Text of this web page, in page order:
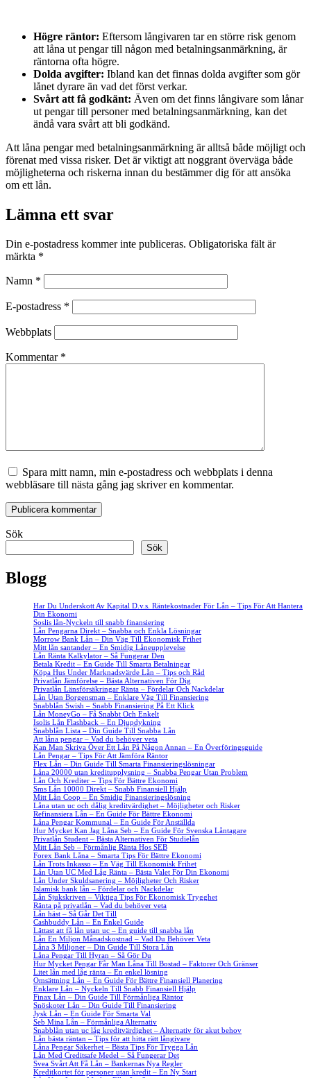
Högre räntor: Eftersom långivaren tar en större risk genom
att låna ut pengar till någon med betalningsanmärkning, är
räntorna ofta högre.
Dolda avgifter: Ibland kan det finnas dolda avgifter som gör
lånet dyrare än vad det först verkar.
Svårt att få godkänt: Även om det finns långivare som lånar
ut pengar till personer med betalningsanmärkning, kan det
ändå vara svårt att bli godkänd.
Att låna pengar med betalningsanmärkning är alltså både möjligt och
förenat med vissa risker. Det är viktigt att noggrant överväga både
möjligheterna och riskerna innan du bestämmer dig för att ansöka
om ett lån.
Lämna ett svar
Din e-postadress kommer inte publiceras. Obligatoriska fält är
märkta *
Namn *
E-postadress *
Webbplats
Kommentar *
Spara mitt namn, min e-postadress och webbplats i denna
webbläsare till nästa gång jag skriver en kommentar.
Sök
Sök
Blogg
Har Du Underskott Av Kapital D.v.s. Räntekostnader För Lån – Tips För Att Hantera
Din Ekonomi
Soslis lån-Nyckeln till snabb finansiering
Lån Pengarna Direkt – Snabba och Enkla Lösningar
Morrow Bank Lån – Din Väg Till Ekonomisk Frihet
Mitt lån santander – En Smidig Låneupplevelse
Lån Ränta Kalkylator – Så Fungerar Den
Betala Kredit – En Guide Till Smarta Betalningar
Köpa Hus Under Marknadsvärde Lån – Tips och Råd
Privatlån Jämförelse – Bästa Alternativen För Dig
Privatlån Länsförsäkringar Ränta – Fördelar Och Nackdelar
Lån Utan Borgensman – Enklare Väg Till Finansiering
Snabblån Swish – Snabb Finansiering På Ett Klick
Lån MoneyGo – Få Snabbt Och Enkelt
Isolis Lån Flashback – En Djupdykning
Snabblån Lista – Din Guide Till Snabba Lån
Att låna pengar – Vad du behöver veta
Kan Man Skriva Över Ett Lån På Någon Annan – En Överföringsguide
Lån Pengar – Tips För Att Jämföra Räntor
Flex Lån – Din Guide Till Smarta Finansieringslösningar
Låna 20000 utan kreditupplysning – Snabba Pengar Utan Problem
Lån Och Krediter – Tips För Bättre Ekonomi
Sms Lån 10000 Direkt – Snabb Finansiell Hjälp
Mitt Lån Coop – En Smidig Finansieringslösning
Låna utan uc och dålig kreditvärdighet – Möjligheter och Risker
Refinansiera Lån – En Guide För Bättre Ekonomi
Låna Pengar Kommunal – En Guide För Anställda
Hur Mycket Kan Jag Låna Seb – En Guide För Svenska Låntagare
Privatlån Student – Bästa Alternativen För Studielån
Mitt Lån Seb – Förmånlig Ränta Hos SEB
Forex Bank Låna – Smarta Tips För Bättre Ekonomi
Lån Trots Inkasso – En Väg Till Ekonomisk Frihet
Lån Utan UC Med Låg Ränta – Bästa Valet För Din Ekonomi
Lån Under Skuldsanering – Möjligheter Och Risker
Islamisk bank lån – Fördelar och Nackdelar
Lån Sjukskriven – Viktiga Tips För Ekonomisk Trygghet
Ränta på privatlån – Vad du behöver veta
Lån häst – Så Går Det Till
Cashbuddy Lån – En Enkel Guide
Lättast att få lån utan uc – En guide till snabba lån
Lån En Miljon Månadskostnad – Vad Du Behöver Veta
Låna 3 Miljoner – Din Guide Till Stora Lån
Låna Pengar Till Hyran – Så Gör Du
Hur Mycket Pengar Får Man Låna Till Bostad – Faktorer Och Gränser
Litet lån med låg ränta – En enkel lösning
Omsättning Lån – En Guide För Bättre Finansiell Planering
Enklare Lån – Nyckeln Till Snabb Finansiell Hjälp
Finax Lån – Din Guide Till Förmånliga Räntor
Snöskoter Lån – Din Guide Till Finansiering
Jysk Lån – En Guide För Smarta Val
Seb Mina Lån – Förmånliga Alternativ
Snabblån utan uc låg kreditvärdighet – Alternativ för akut behov
Lån bästa räntan – Tips för att hitta rätt långivare
Låna Pengar Säkerhet – Bästa Tips För Trygga Lån
Lån Med Creditsafe Medel – Så Fungerar Det
Svea Svårt Att Få Lån – Bankernas Nya Regler
Kreditkortet för personer utan kredit – En Ny Start